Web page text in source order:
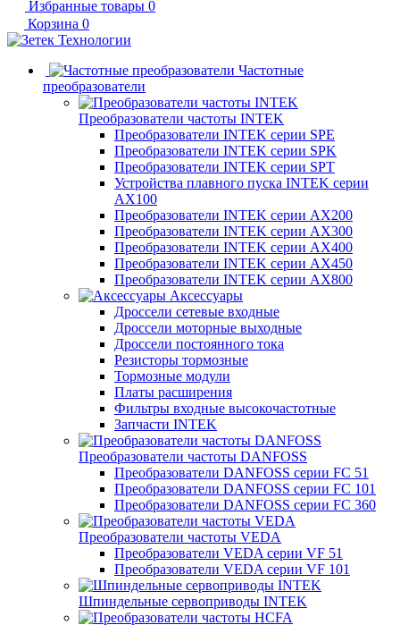
Избранные товары 0
Корзина 0
Частотные
преобразователи
Преобразователи частоты INTEK
Преобразователи INTEK серии SPE
Преобразователи INTEK серии SPK
Преобразователи INTEK серии SPT
Устройства плавного пуска INTEK серии
AX100
Преобразователи INTEK серии AX200
Преобразователи INTEK серии AX300
Преобразователи INTEK серии AX400
Преобразователи INTEK серии AX450
Преобразователи INTEK серии AX800
Аксессуары
Дроссели сетевые входные
Дроссели моторные выходные
Дроссели постоянного тока
Резисторы тормозные
Тормозные модули
Платы расширения
Фильтры входные высокочастотные
Запчасти INTEK
Преобразователи частоты DANFOSS
Преобразователи DANFOSS серии FC 51
Преобразователи DANFOSS серии FC 101
Преобразователи DANFOSS серии FC 360
Преобразователи частоты VEDA
Преобразователи VEDA серии VF 51
Преобразователи VEDA серии VF 101
Шпиндельные сервоприводы INTEK